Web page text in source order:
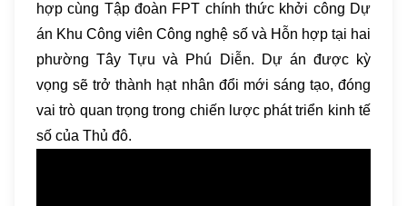
hợp cùng Tập đoàn FPT chính thức khởi công Dự
án Khu Công viên Công nghệ số và Hỗn hợp tại hai
phường Tây Tựu và Phú Diễn. Dự án được kỳ
vọng sẽ trở thành hạt nhân đổi mới sáng tạo, đóng
vai trò quan trọng trong chiến lược phát triển kinh tế
số của Thủ đô.